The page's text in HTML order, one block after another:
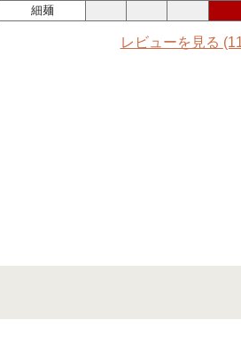
細麺
レビューを見る